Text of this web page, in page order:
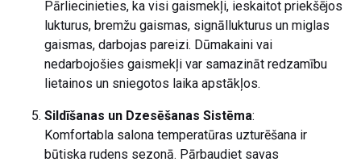
Pārliecinieties, ka visi gaismekļi, ieskaitot priekšējos
lukturus, bremžu gaismas, signāllukturus un miglas
gaismas, darbojas pareizi. Dūmakaini vai
nedarbojošies gaismekļi var samazināt redzamību
lietainos un sniegotos laika apstākļos.
Sildīšanas un Dzesēšanas Sistēma:
Komfortabla salona temperatūras uzturēšana ir
būtiska rudens sezonā. Pārbaudiet savas